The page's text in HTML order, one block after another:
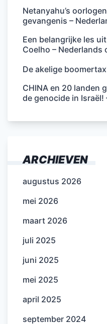
Netanyahu’s
gevangenis –
Een belangrijke les
Coelho – Nederlands
De akelige
CHINA en 20 landen
de genocide in
ARCHIEVEN
augustus 2026
mei 2026
maart 2026
juli 2025
juni 2025
mei 2025
april 2025
september 2024